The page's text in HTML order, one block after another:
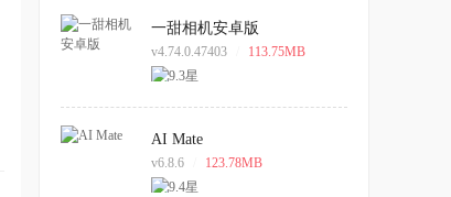
一甜相机安卓版
v4.74.0.47403 113.75MB
AI Mate
v6.8.6 123.78MB